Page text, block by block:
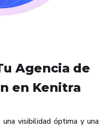
Agencia de
en Kenitra
visibilidad óptima y una